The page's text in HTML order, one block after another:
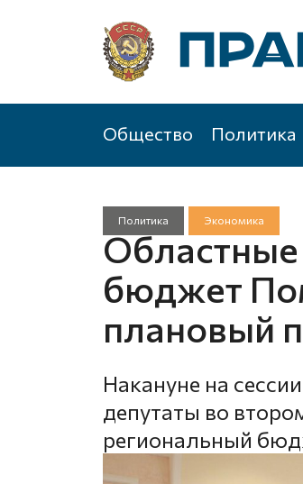
Общество Политика
Политика Экономика
Областные
бюджет
плановый
Накануне на
депутаты во
региональный